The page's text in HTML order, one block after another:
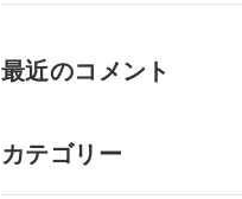
最近のコメント
カテゴリー